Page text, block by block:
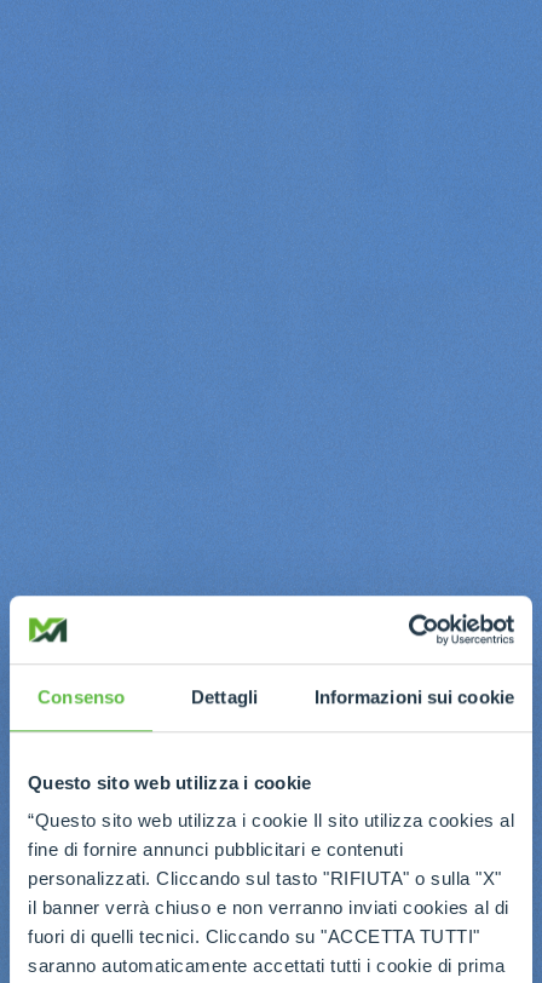
Consenso Dettagli Informazioni sui cookie
Questo sito web utilizza i cookie
“Questo sito web utilizza i cookie Il sito utilizza cookies al
fine di fornire annunci pubblicitari e contenuti
personalizzati. Cliccando sul tasto "RIFIUTA" o sulla "X"
il banner verrà chiuso e non verranno inviati cookies al di
fuori di quelli tecnici. Cliccando su "ACCETTA TUTTI"
saranno automaticamente accettati tutti i cookie di prima